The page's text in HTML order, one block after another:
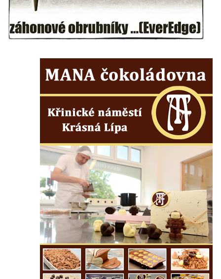
Socha vodníka v Plavu
Socha svatého Jana Nepomuckého v
Třebušíně
Fischera na domě čp. 5/16 na třídě 9.
května v Rumburku
Pamětní deska Johanna Neumanna
severně od Tokáně
Obrázek svatého Huberta na buku svatého
Obrázek svatého Jakuba na skále u cesty
východně od Srbské Kamenice
Busta Jana Amose Komenského na domě
čp. 37 v Račicích
Socha ležícího koně v Sadech
Československé armády v Teplicích
Socha Medvídě v Tierpark Chemnitz
Sochy Ležící žena v Tierpark Chemnitz
Sochy Ptáci v Tierpark Chemnitz